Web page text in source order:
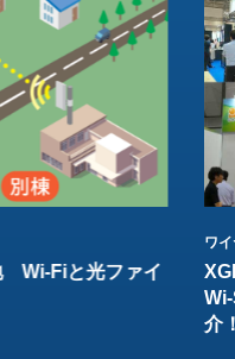
Wi-Fiと光ファイ
ワ
介